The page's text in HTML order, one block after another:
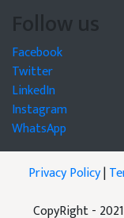
Follow us
Facebook
Twitter
LinkedIn
Instagram
WhatsApp
Privacy Policy|
CopyRight -